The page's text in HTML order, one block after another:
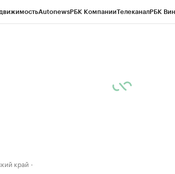
AutonewsРБК КомпанииТелеканалРБК
край